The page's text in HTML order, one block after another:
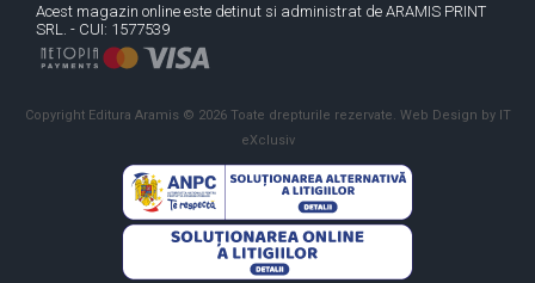
Acest magazin online este detinut si administrat de ARAMIS PRINT
SRL. - CUI: 1577539
Copyright Editura Aramis © 2026 Toate drepturile rezervate. Web Design by IT
eXclusiv